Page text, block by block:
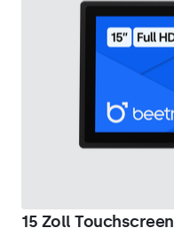
15 Zoll